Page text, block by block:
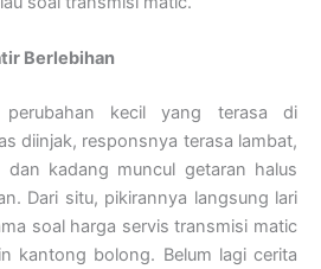
Berlebihan
perubahan kecil yang terasa di
diinjak, responsnya terasa lambat,
dan kadang muncul getaran halus
Dari situ, pikirannya langsung lari
soal harga servis transmisi matic
kantong bolong. Belum lagi cerita